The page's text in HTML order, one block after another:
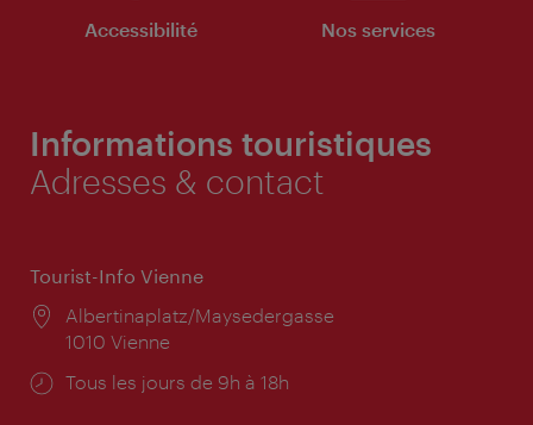
Accessibilité Nos services
Informations touristiques
Adresses & contact
Tourist-Info Vienne
Lieu:
Albertinaplatz/Maysedergasse
1010 Vienne
Horaires
Tous les jours de 9h à 18h